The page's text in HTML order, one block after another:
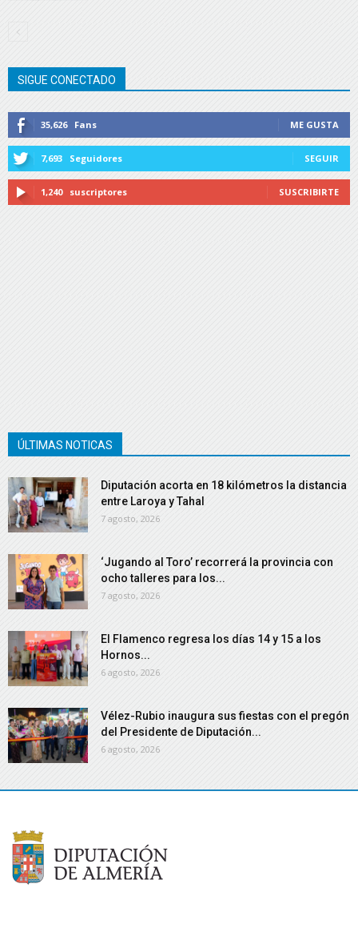
SIGUE CONECTADO
35,626 Fans ME GUSTA
7,693 Seguidores SEGUIR
1,240 suscriptores SUSCRIBIRTE
ÚLTIMAS NOTICAS
Diputación acorta en 18 kilómetros la distancia
entre Laroya y Tahal
7 agosto, 2026
‘Jugando al Toro’ recorrerá la provincia con
ocho talleres para los...
7 agosto, 2026
El Flamenco regresa los días 14 y 15 a los
Hornos...
6 agosto, 2026
Vélez-Rubio inaugura sus fiestas con el pregón
del Presidente de Diputación...
6 agosto, 2026